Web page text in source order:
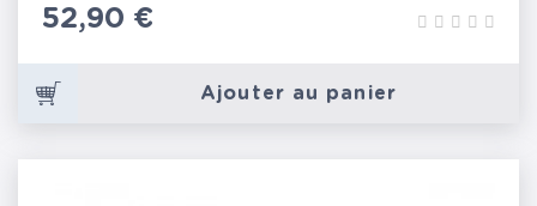
Prix
52,90 €
Ajouter au panier